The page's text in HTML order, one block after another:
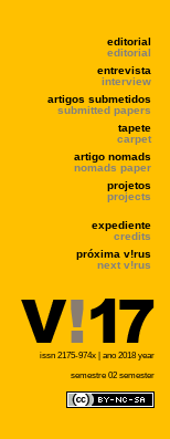
editorial
editorial
entrevista
interview
artigos submetidos
submitted papers
tapete
carpet
artigo nomads
nomads paper
projetos
projects
expediente
credits
próxima v!rus
next v!rus
issn 2175-974x | ano 2018 year
semestre 02 semester